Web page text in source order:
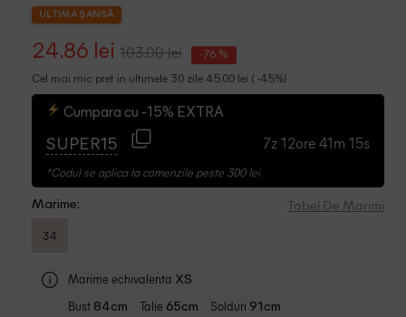
ULTIMA ȘANSĂ
24.86 lei 103.00 lei -76 %
Cel mai mic pret in ultimele 30 zile 45.00 lei ( -45%)
Cumpara cu -15% EXTRA
SUPER15 7z 12ore 41m 14s
*Codul se aplica la comenzile peste 300 lei
Marime: Tabel De Marimi
34
Marime echivalenta XS
Bust 84cm Talie 65cm Solduri 91cm